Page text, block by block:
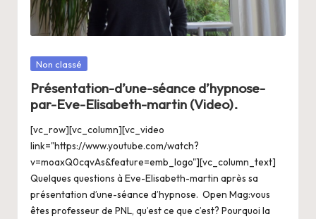
n
g
e
r
s
a
V
ie
Posté
Non classé
Présentation-d’une-séance d’hypnose-
par-Eve-Elisabeth-martin (Video).
[vc_row][vc_column][vc_video
link="https://www.youtube.com/watch?
v=moaxQ0cqvAs&feature=emb_logo"][vc_column_text]
Quelques questions à Eve-Elisabeth-martin après sa
présentation d’une-séance d’hypnose. Open Mag:vous
êtes professeur de PNL, qu’est ce que c’est? Pourquoi la